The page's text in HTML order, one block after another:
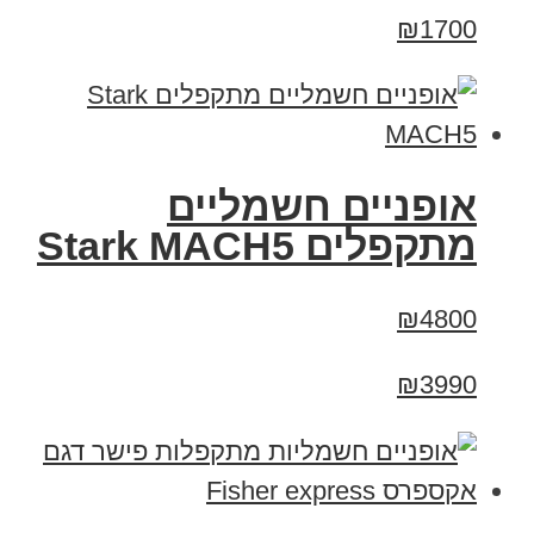
₪1700
‏אופניים חשמליים
‏מתקפלים Stark MACH5
₪4800
₪3990